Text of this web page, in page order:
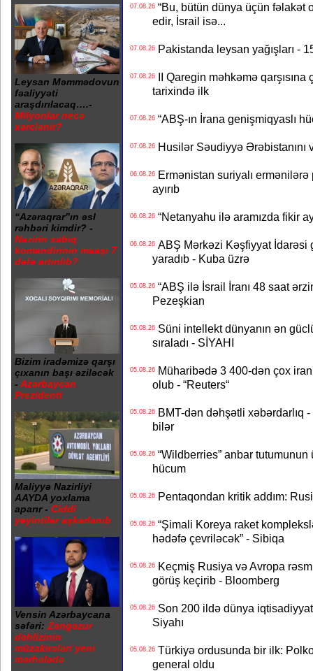
Leysan Məmmədovun
fəaliyyəti
araşdırılacaq….-
Milyonlar necə
xərclənir?
“Azəraqrar”ın əsl
rəhbəri kimdir? -
Nazirin sabiq
komandirinin maaşı 7
dəfə artırılıb?
Bizim iradəmizə qarşı
çıxanın başı əziləcək
- Azərbaycan
Prezidenti
Maliyyə Nazirliyi
AAYDA yoxlama
aparır - Ciddi
yeyintilər aşkarlanıb
Vensin Azərbaycana
səfəri: Zəngəzur
dəhlizinin
müzakirələri yeni
mərhələdə
07.08.26“Bu, bütün dünya üçün fəlakət
edir, İsrail isə...
07.08.26Pakistanda leysan yağışları -
07.08.26II Qaregin məhkəmə qarşısına
tarixində ilk
07.08.26“ABŞ-ın İrana genişmiqyaslı
07.08.26Husilər Səudiyyə Ərəbistanını
06.08.26Ermənistan suriyalı ermənilərə
ayırıb
06.08.26“Netanyahu ilə aramızda fikir
06.08.26ABŞ Mərkəzi Kəşfiyyat İdarəsi
yaradıb - Kuba üzrə
05.08.26“ABŞ ilə İsrail İranı 48 saat
Pezeşkian
05.08.26Süni intellekt dünyanın ən
sıraladı - SİYAHI
05.08.26Müharibədə 3 400-dən çox
olub - “Reuters“
05.08.26BMT-dən dəhşətli xəbərdarlıq
bilər
05.08.26“Wildberries” anbar tutumunun
hücum
05.08.26Pentaqondan kritik addım:
05.08.26“Şimali Koreya raket
hədəfə çevriləcək” - Sibiqa
05.08.26Keçmiş Rusiya və Avropa
görüş keçirib - Bloomberg
05.08.26Son 200 ildə dünya
Siyahı
05.08.26Türkiyə ordusunda bir ilk:
general oldu